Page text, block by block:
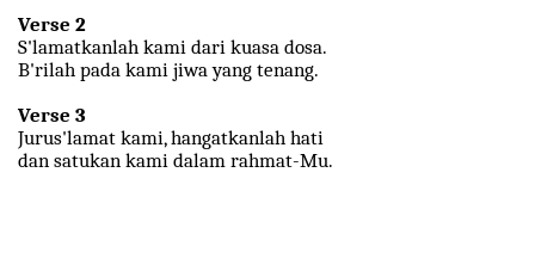
Verse 2
S'lamatkanlah kami dari kuasa dosa.
B'rilah pada kami jiwa yang tenang.
Verse 3
Jurus'lamat kami, hangatkanlah hati
dan satukan kami dalam rahmat-Mu.